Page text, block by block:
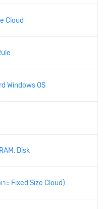
Cloud
Windows OS
Disk
ะ Fixed Size Cloud)